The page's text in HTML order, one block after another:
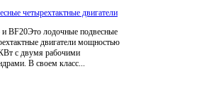
четырехтактные двигатели
BF20Это лодочные подвесные
двигатели мощностью
с двумя рабочими
В своем класс...